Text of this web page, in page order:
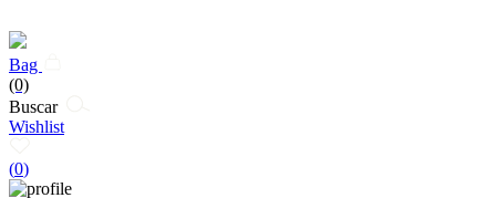
Bag
(0)
Buscar
Wishlist
(0)